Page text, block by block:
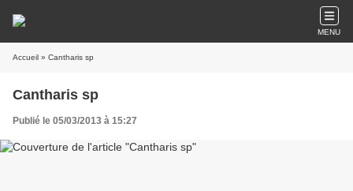
MENU
Accueil » Cantharis sp
Cantharis sp
Publié le 05/03/2013 à 15:27